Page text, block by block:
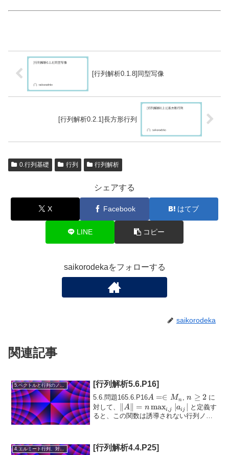
[行列解析0.1.8]同型写像
[行列解析0.2.1]長方形行列
0.行列基礎 行列 行列解析
シェアする
X Facebook はてブ
LINE コピー
saikorodekaをフォローする
saikorodeka
関連記事
5.ベクトルと行列のノルム [行列解析5.6.P16]
5.6.問題165.6.P16A =
\in
M_n
A =∈ Mn ,n
\ge
2
n ≥ 2 に
対して、
\lVert A
\rVert = n
∥A = n maxi, j aij
と定義す
ると、この関数は誘導されない行列ノル
4.エルミート行列、対称行列、合同行列 [行列解析4.4.P25]